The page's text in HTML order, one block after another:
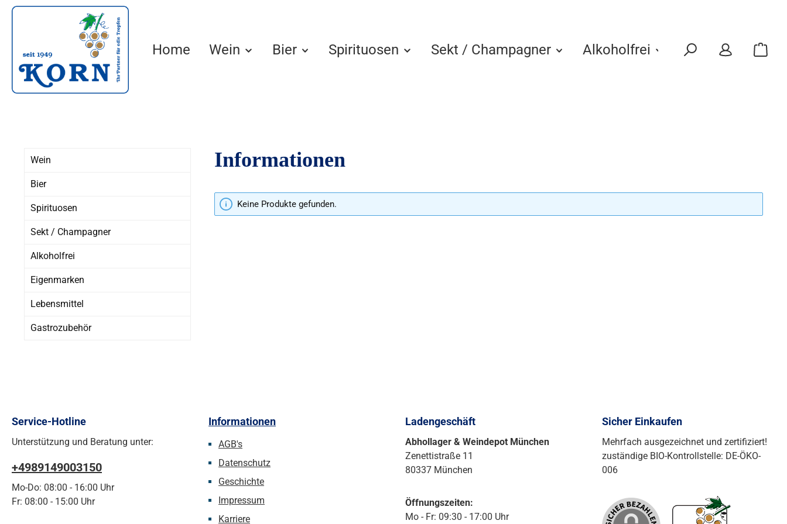
Zur Hauptnavigation springen
Home Wein Bier Spirituosen Sekt / Champagner Alkoholfrei Eigenmarken
Wein
Bier
Spirituosen
Sekt / Champagner
Alkoholfrei
Eigenmarken
Lebensmittel
Gastrozubehör
Informationen
Keine Produkte gefunden.
Service-Hotline
Unterstützung und Beratung unter:
+4989149003150
Mo-Do: 08:00 - 16:00 Uhr
Fr: 08:00 - 15:00 Uhr
Informationen
AGB's
Datenschutz
Geschichte
Impressum
Karriere
Ladengeschäft
Abhollager & Weindepot München
Zenettistraße 11
80337 München
Öffnungszeiten:
Mo - Fr: 09:30 - 17:00 Uhr
Sicher Einkaufen
Mehrfach ausgezeichnet und zertifiziert!
zuständige BIO-Kontrollstelle: DE-ÖKO-
006